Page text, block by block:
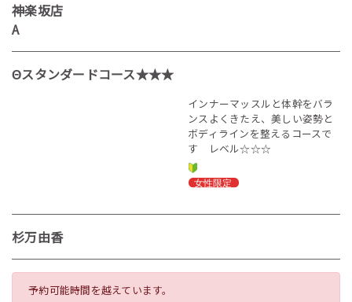
神楽坂店
A
Θスタンダードコース★★★
インナーマッスルと体幹をバラ
ンスよくきたえ、美しい姿勢と
ボディラインを整えるコースで
す レベル☆☆☆
杉万由香
予約可能時間を越えています。